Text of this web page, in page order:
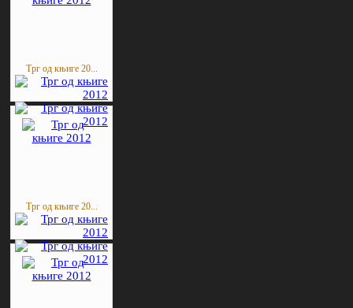
Трг од књиге 20...
Трг од књиге 20...